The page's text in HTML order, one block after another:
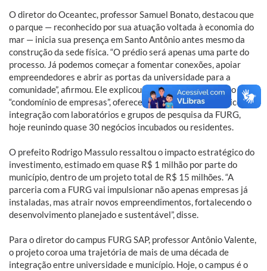
O diretor do Oceantec, professor Samuel Bonato, destacou que
o parque — reconhecido por sua atuação voltada à economia do
mar — inicia sua presença em Santo Antônio antes mesmo da
construção da sede física. “O prédio será apenas uma parte do
processo. Já podemos começar a fomentar conexões, apoiar
empreendedores e abrir as portas da universidade para a
comunidade”, afirmou. Ele explicou que o parque atua como um
“condomínio de empresas”, oferecendo espaço, apoio técnico e
integração com laboratórios e grupos de pesquisa da FURG,
hoje reunindo quase 30 negócios incubados ou residentes.
O prefeito Rodrigo Massulo ressaltou o impacto estratégico do
investimento, estimado em quase R$ 1 milhão por parte do
município, dentro de um projeto total de R$ 15 milhões. “A
parceria com a FURG vai impulsionar não apenas empresas já
instaladas, mas atrair novos empreendimentos, fortalecendo o
desenvolvimento planejado e sustentável”, disse.
Para o diretor do campus FURG SAP, professor Antônio Valente,
o projeto coroa uma trajetória de mais de uma década de
integração entre universidade e município. Hoje, o campus é o